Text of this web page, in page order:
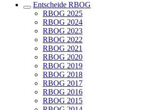
Entscheide RBOG
RBOG 2025
RBOG 2024
RBOG 2023
RBOG 2022
RBOG 2021
RBOG 2020
RBOG 2019
RBOG 2018
RBOG 2017
RBOG 2016
RBOG 2015